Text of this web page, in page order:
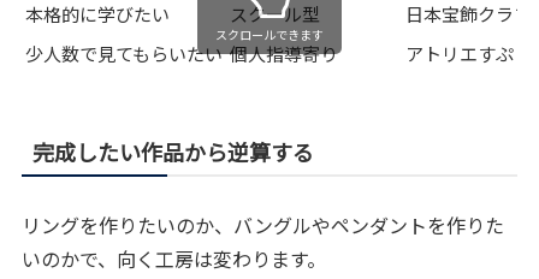
本格的に学びたい
スクール型
日本宝飾クラ
少人数で見てもらいたい 個人指導寄り アトリエすぷ
スクロールできます
完成したい作品から逆算する
リングを作りたいのか、バングルやペンダントを作りた
いのかで、向く工房は変わります。